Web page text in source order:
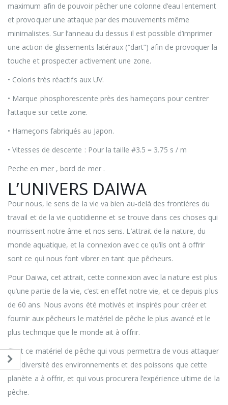
maximum afin de pouvoir pêcher une colonne d’eau lentement
et provoquer une attaque par des mouvements même
minimalistes. Sur l’anneau du dessus il est possible d’imprimer
une action de glissements latéraux (“dart”) afin de provoquer la
touche et prospecter activement une zone.
• Coloris très réactifs aux UV.
• Marque phosphorescente près des hameçons pour centrer
l’attaque sur cette zone.
• Hameçons fabriqués au Japon.
• Vitesses de descente : Pour la taille #3.5 = 3.75 s / m
Peche en mer , bord de mer .
L’UNIVERS DAIWA
Pour nous, le sens de la vie va bien au-delà des frontières du
travail et de la vie quotidienne et se trouve dans ces choses qui
nourrissent notre âme et nos sens. L’attrait de la nature, du
monde aquatique, et la connexion avec ce qu’ils ont à offrir
sont ce qui nous font vibrer en tant que pêcheurs.
Pour Daiwa, cet attrait, cette connexion avec la nature est plus
qu’une partie de la vie, c’est en effet notre vie, et ce depuis plus
de 60 ans. Nous avons été motivés et inspirés pour créer et
fournir aux pêcheurs le matériel de pêche le plus avancé et le
plus technique que le monde ait à offrir.
C’est ce matériel de pêche qui vous permettra de vous attaquer
à la diversité des environnements et des poissons que cette
planète a à offrir, et qui vous procurera l’expérience ultime de la
pêche.